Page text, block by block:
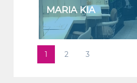
MARIA KIA
1 2 3